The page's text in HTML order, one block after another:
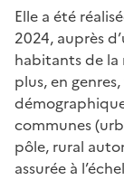
Elle a été
2024, auprès
habitants de la
plus, en
communes
pôle, rural
assurée à